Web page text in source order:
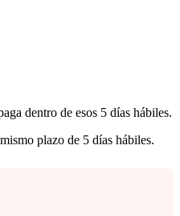
dentro de esos 5 días hábiles.
plazo de 5 días hábiles.